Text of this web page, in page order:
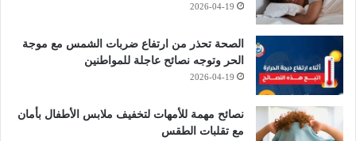
2026-04-19
الصحة تحذر من ارتفاع ضربات الشمس مع موجة
الحر وتوجه نصائح عاجلة للمواطنين
2026-04-19
نصائح مهمة للأمهات لتخفيف ملابس الأطفال بأمان
مع تقلبات الطقس